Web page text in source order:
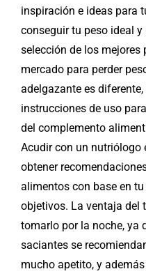
inspiración e ideas para
conseguir tu peso ideal
selección de los mejores
mercado para perder
adelgazante es
instrucciones de uso
del complemento
Acudir con un nutriólogo
obtener
alimentos con base en
objetivos. La ventaja del
tomarlo por la noche, ya
saciantes se
mucho apetito, y